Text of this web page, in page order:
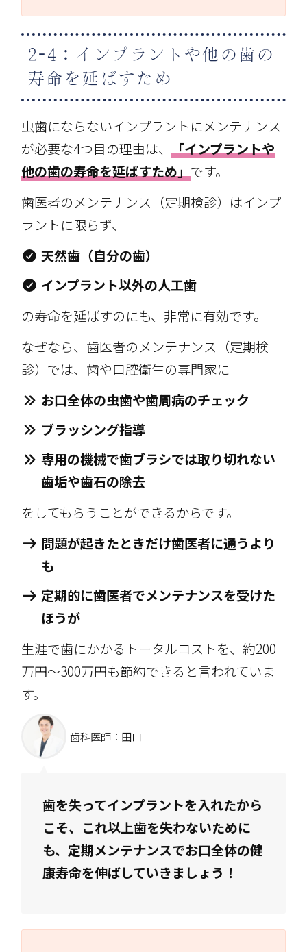
2-4：インプラントや他の歯の
寿命を延ばすため
虫歯にならないインプラントにメンテナンス
が必要な4つ目の理由は、「インプラントや
他の歯の寿命を延ばすため」です。
歯医者のメンテナンス（定期検診）はインプ
ラントに限らず、
天然歯（自分の歯）
インプラント以外の人工歯
の寿命を延ばすのにも、非常に有効です。
なぜなら、歯医者のメンテナンス（定期検
診）では、歯や口腔衛生の専門家に
お口全体の虫歯や歯周病のチェック
ブラッシング指導
専用の機械で歯ブラシでは取り切れない
歯垢や歯石の除去
をしてもらうことができるからです。
問題が起きたときだけ歯医者に通うより
も
定期的に歯医者でメンテナンスを受けた
ほうが
生涯で歯にかかるトータルコストを、約200
万円～300万円も節約できると言われていま
す。
歯科医師：田口
歯を失ってインプラントを入れたから
こそ、これ以上歯を失わないために
も、定期メンテナンスでお口全体の健
康寿命を伸ばしていきましょう！